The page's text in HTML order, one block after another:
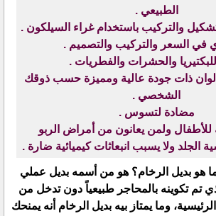
الطبيعي .
والتركيب باستخدام غراء السيلكون .
في السعر والتركيب والتصميم .
والحشرات والفطريات .
ألوان ذات جودة عالية ومميزة حسب ذوقك
الشخصي .
مضادة لتسوس .
للأطفال ولمن يعانون من أمراض الربو
الجلد ولا يسبب انبعاثات كيميائية ضارة .
ما هو بديل الرخام؟ هو من أسمه بديل عملي
تم تكوينه بالمحاجر طبيعياً دون تدخل من
وما يمتاز بيه بديل الرخام أنه يمنحك